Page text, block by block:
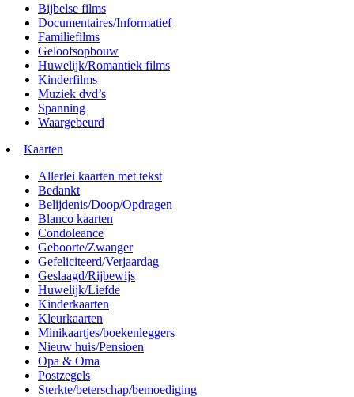
Bijbelse films
Documentaires/Informatief
Familiefilms
Geloofsopbouw
Huwelijk/Romantiek films
Kinderfilms
Muziek dvd’s
Spanning
Waargebeurd
Kaarten
Allerlei kaarten met tekst
Bedankt
Belijdenis/Doop/Opdragen
Blanco kaarten
Condoleance
Geboorte/Zwanger
Gefeliciteerd/Verjaardag
Geslaagd/Rijbewijs
Huwelijk/Liefde
Kinderkaarten
Kleurkaarten
Minikaartjes/boekenleggers
Nieuw huis/Pensioen
Opa & Oma
Postzegels
Sterkte/beterschap/bemoediging